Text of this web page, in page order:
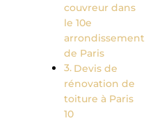
couvreur dans
le 10e
arrondissement
de Paris
Devis de
rénovation de
toiture à Paris
10